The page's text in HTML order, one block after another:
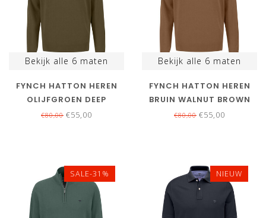
Bekijk alle 6 maten
FYNCH HATTON HEREN
OLIJFGROEN DEEP
FOREST ZIPPER
€80,00 €55,00
Bekijk alle 6 maten
FYNCH HATTON HEREN
BRUIN WALNUT BROWN
ZIPPER
€80,00 €55,00
SALE-31% NIEUW